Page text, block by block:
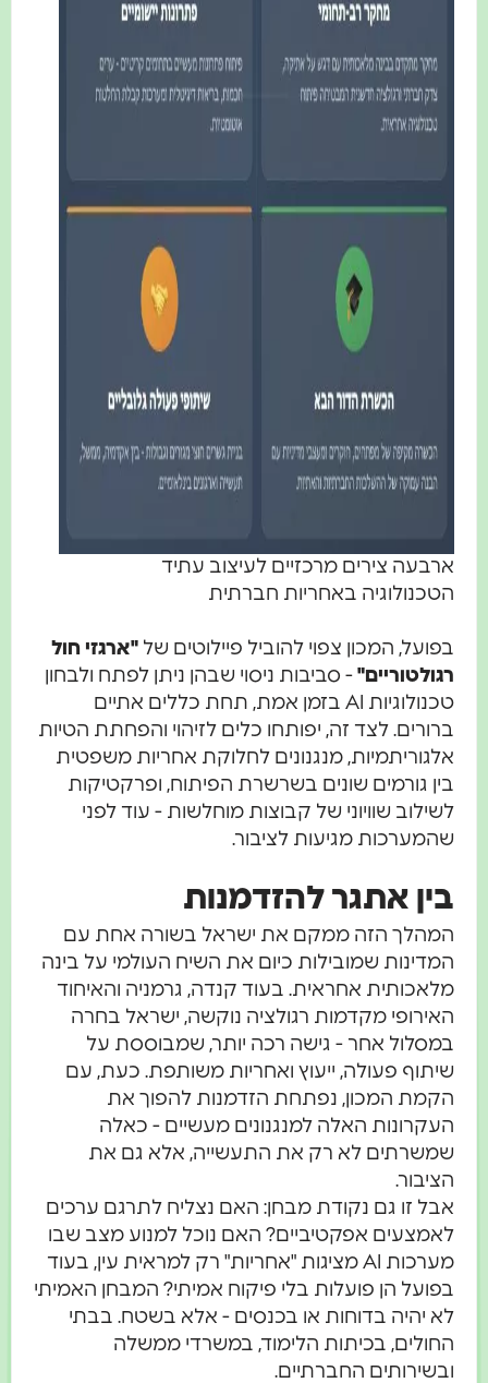
ארבעה צירים מרכזיים לעיצוב עתיד
הטכנולוגיה באחריות חברתית
בפועל, המכון צפוי להוביל פיילוטים של "ארגזי חול
רגולטוריים"- סביבות ניסוי שבהן ניתן לפתח ולבחון
טכנולוגיות AI בזמן אמת, תחת כללים אתיים
ברורים. לצד זה, יפותחו כלים לזיהוי והפחתת הטיות
אלגוריתמיות, מנגנונים לחלוקת אחריות משפטית
בין גורמים שונים בשרשרת הפיתוח, ופרקטיקות
לשילוב שוויוני של קבוצות מוחלשות - עוד לפני
שהמערכות מגיעות לציבור.
בין אתגר להזדמנות
המהלך הזה ממקם את ישראל בשורה אחת עם
המדינות שמובילות כיום את השיח העולמי על בינה
מלאכותית אחראית. בעוד קנדה, גרמניה והאיחוד
האירופי מקדמות רגולציה נוקשה, ישראל בחרה
במסלול אחר - גישה רכה יותר, שמבוססת על
שיתוף פעולה, ייעוץ ואחריות משותפת. כעת, עם
הקמת המכון, נפתחת הזדמנות להפוך את
העקרונות האלה למנגנונים מעשיים - כאלה
שמשרתים לא רק את התעשייה, אלא גם את
הציבור.
אבל זו גם נקודת מבחן: האם נצליח לתרגם ערכים
לאמצעים אפקטיביים? האם נוכל למנוע מצב שבו
מערכות AI מציגות "אחריות" רק למראית עין, בעוד
בפועל הן פועלות בלי פיקוח אמיתי? המבחן האמיתי
לא יהיה בדוחות או בכנסים - אלא בשטח. בבתי
החולים, בכיתות הלימוד, במשרדי ממשלה
ובשירותים החברתיים.